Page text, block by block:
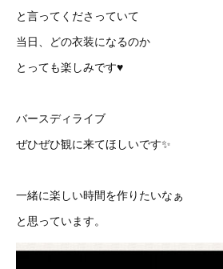
と言ってくださっていて
当日、どの衣装になるのか
とっても楽しみです♥
バースディライブ
ぜひぜひ観に来てほしいです✨
一緒に楽しい時間を作りたいなぁ
と思っています。